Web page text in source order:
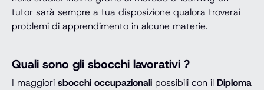
tutor sarà sempre a tua disposizione qualora troverai
problemi di apprendimento in alcune materie.
Quali sono gli sbocchi lavorativi ?
I maggiori sbocchi occupazionali possibili con il Diploma